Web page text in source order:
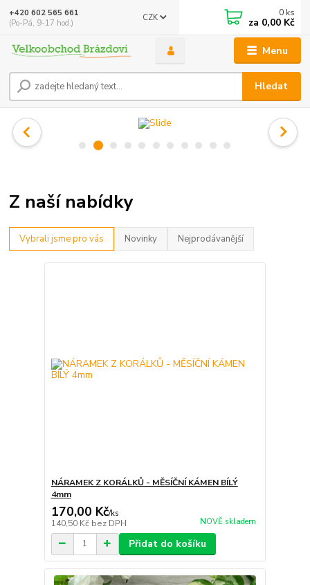
Menu
CZK
Hledat
+420 602 565 661
(Po-Pá, 9-17 hod.)
0 ks
za 0,00 Kč
Z naší nabídky
Vybrali jsme pro vás Novinky Nejprodávanější
NÁRAMEK Z KORÁLKŮ - MĚSÍČNÍ KÁMEN BÍLÝ
4mm
170,00 Kč/ks
140,50 Kč bez DPH NOVĚ skladem
Přidat do košíku